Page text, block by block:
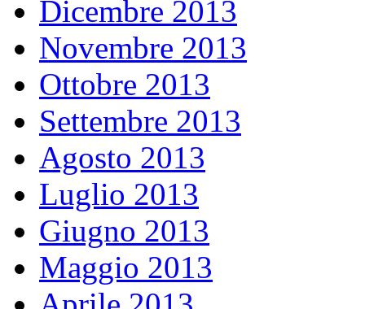
Dicembre 2013
Novembre 2013
Ottobre 2013
Settembre 2013
Agosto 2013
Luglio 2013
Giugno 2013
Maggio 2013